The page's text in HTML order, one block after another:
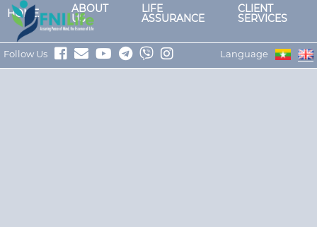
Language
Follow Us
HOME ABOUT
US
LIFE
ASSURANCE
CLIENT
SERVICES